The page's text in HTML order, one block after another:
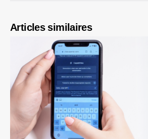
Articles similaires